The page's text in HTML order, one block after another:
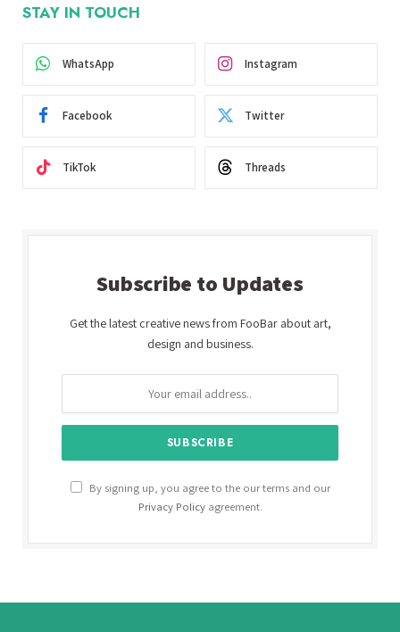
STAY IN TOUCH
WhatsApp Instagram
Facebook Twitter
TikTok Threads
Subscribe to Updates
Get the latest creative news from FooBar about art,
design and business.
By signing up, you agree to the our terms and our
Privacy Policyagreement.